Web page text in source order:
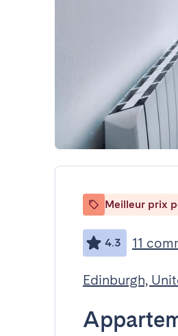
Meilleur prix
4.3 11
Edinburgh,